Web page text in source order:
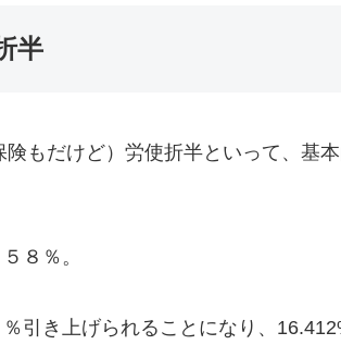
半
もだけど）労使折半といって、基
８％。
引き上げられることになり、